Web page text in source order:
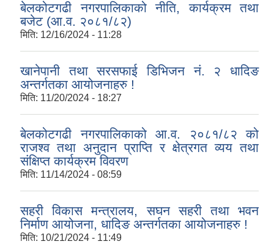
बेलकोटगढी नगरपालिकाको नीति, कार्यक्रम तथा
बजेट (आ.व. २०८१/८२)
मिति: 12/16/2024 - 11:28
खानेपानी तथा सरसफाई डिभिजन नं. २ धादिङ
अन्तर्गतका आयोजनाहरु !
मिति: 11/20/2024 - 18:27
बेलकोटगढी नगरपालिकाको आ.व. २०८१/८२ को
राजश्व तथा अनुदान प्राप्ति र क्षेत्रगत व्यय तथा
संक्षिप्त कार्यक्रम विवरण
मिति: 11/14/2024 - 08:59
सहरी विकास मन्त्रालय, सघन सहरी तथा भवन
निर्माण आयोजना, धादिङ अन्तर्गतका आयोजनाहरु !
मिति: 10/21/2024 - 11:49